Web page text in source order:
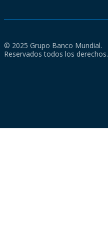
© 2025 Grupo Banco Mundial.
Reservados todos los derechos.